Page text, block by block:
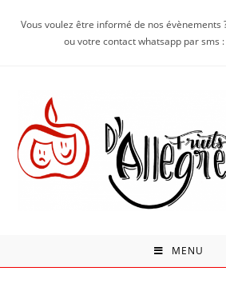
Vous voulez être informé de nos évènements
ou votre contact whatsapp par sms
MENU